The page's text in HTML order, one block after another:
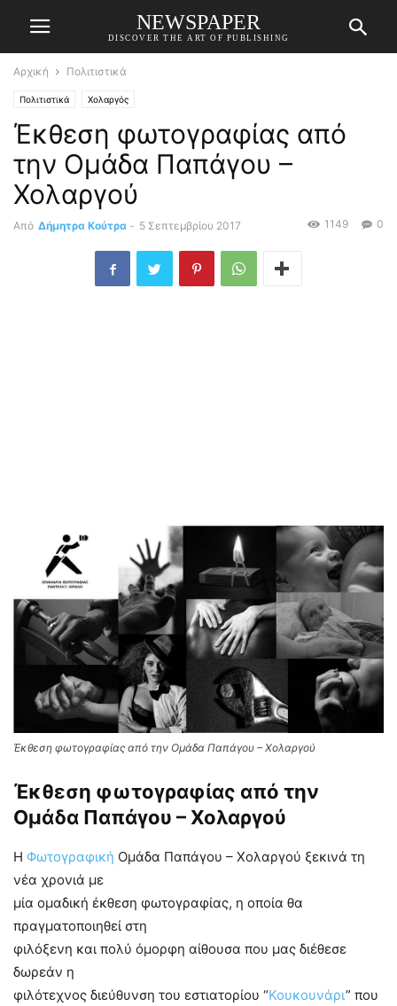
NEWSPAPER
DISCOVER THE ART OF PUBLISHING
Αρχική Πολιτιστικά
Πολιτιστικά Χολαργός
Έκθεση φωτογραφίας από
την Ομάδα Παπάγου –
Χολαργού
Από Δήμητρα Κούτρα - 5 Σεπτεμβρίου 2017 0
1149
Έκθεση φωτογραφίας από την Ομάδα Παπάγου – Χολαργού
Έκθεση φωτογραφίας από την
Ομάδα Παπάγου – Χολαργού
Η Φωτογραφική Ομάδα Παπάγου – Χολαργού ξεκινά τη
νέα χρονιά με
μία ομαδική έκθεση φωτογραφίας, η οποία θα
πραγματοποιηθεί στη
φιλόξενη και πολύ όμορφη αίθουσα που μας διέθεσε
δωρεάν η
φιλότεχνος διεύθυνση του εστιατορίου “Κουκουνάρι” που